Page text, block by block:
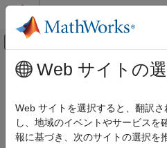
コンテンツへスキップ
オフキャンバス
ドキュメンテーションのホーム
検証、妥当性確認、テスト
Requirements Toolbox
メインコンテンツ
Class:slreq.Link
Namespace:slreq
Web サイトの
Web サイトを選択すると、翻訳
し、地域のイベントやサービスを
報に基づき、次のサイトの選択を